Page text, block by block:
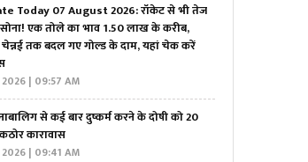
Today 07 August 2026: रॉकेट से भी तेज
एक तोले का भाव 1.50 लाख के करीब,
चेन्नई तक बदल गए गोल्ड के दाम, यहां चेक करें
| 09:57 AM
से कई बार दुष्कर्म करने के दोषी को 20
कारावास
| 09:41 AM